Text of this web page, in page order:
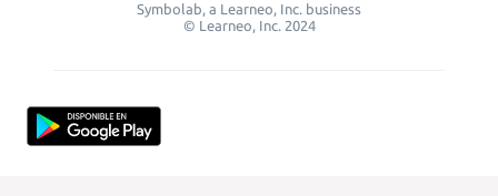
Symbolab, a Learneo, Inc. business
© Learneo, Inc. 2024